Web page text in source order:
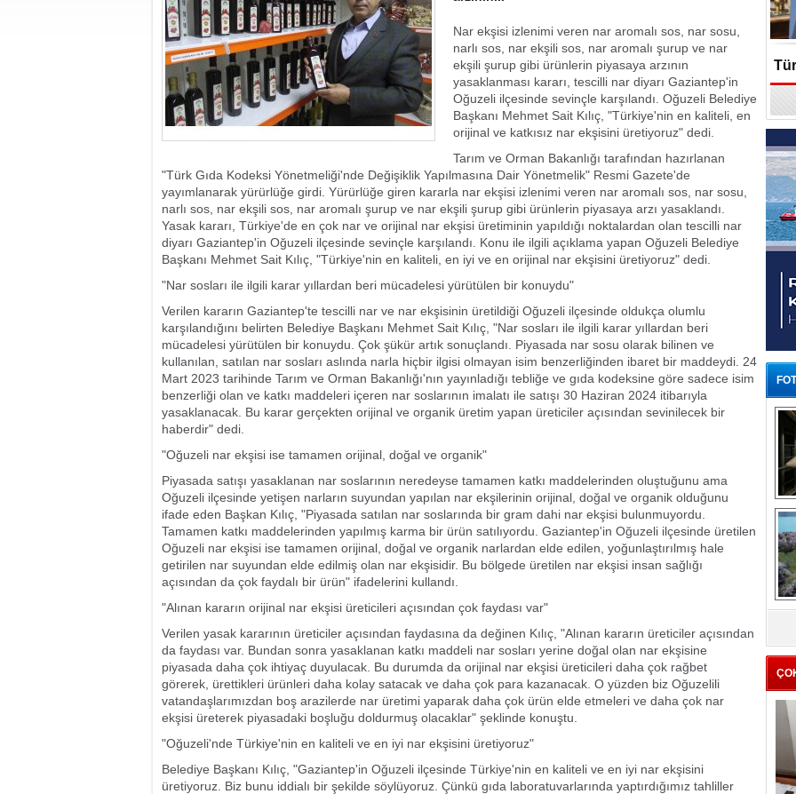
Nar ekşisi izlenimi veren nar aromalı sos, nar sosu,
narlı sos, nar ekşili sos, nar aromalı şurup ve nar
ekşili şurup gibi ürünlerin piyasaya arzının
yasaklanması kararı, tescilli nar diyarı Gaziantep'in
Oğuzeli ilçesinde sevinçle karşılandı. Oğuzeli Belediye
Başkanı Mehmet Sait Kılıç, "Türkiye'nin en kaliteli, en
orijinal ve katkısız nar ekşisini üretiyoruz" dedi.
Tarım ve Orman Bakanlığı tarafından hazırlanan
"Türk Gıda Kodeksi Yönetmeliği'nde Değişiklik Yapılmasına Dair Yönetmelik" Resmi Gazete'de
yayımlanarak yürürlüğe girdi. Yürürlüğe giren kararla nar ekşisi izlenimi veren nar aromalı sos, nar sosu,
narlı sos, nar ekşili sos, nar aromalı şurup ve nar ekşili şurup gibi ürünlerin piyasaya arzı yasaklandı.
Yasak kararı, Türkiye'de en çok nar ve orijinal nar ekşisi üretiminin yapıldığı noktalardan olan tescilli nar
diyarı Gaziantep'in Oğuzeli ilçesinde sevinçle karşılandı. Konu ile ilgili açıklama yapan Oğuzeli Belediye
Başkanı Mehmet Sait Kılıç, "Türkiye'nin en kaliteli, en iyi ve en orijinal nar ekşisini üretiyoruz" dedi.
"Nar sosları ile ilgili karar yıllardan beri mücadelesi yürütülen bir konuydu"
Verilen kararın Gaziantep'te tescilli nar ve nar ekşisinin üretildiği Oğuzeli ilçesinde oldukça olumlu
karşılandığını belirten Belediye Başkanı Mehmet Sait Kılıç, "Nar sosları ile ilgili karar yıllardan beri
mücadelesi yürütülen bir konuydu. Çok şükür artık sonuçlandı. Piyasada nar sosu olarak bilinen ve
kullanılan, satılan nar sosları aslında narla hiçbir ilgisi olmayan isim benzerliğinden ibaret bir maddeydi. 24
Mart 2023 tarihinde Tarım ve Orman Bakanlığı'nın yayınladığı tebliğe ve gıda kodeksine göre sadece isim
benzerliği olan ve katkı maddeleri içeren nar soslarının imalatı ile satışı 30 Haziran 2024 itibarıyla
yasaklanacak. Bu karar gerçekten orijinal ve organik üretim yapan üreticiler açısından sevinilecek bir
haberdir" dedi.
"Oğuzeli nar ekşisi ise tamamen orijinal, doğal ve organik"
Piyasada satışı yasaklanan nar soslarının neredeyse tamamen katkı maddelerinden oluştuğunu ama
Oğuzeli ilçesinde yetişen narların suyundan yapılan nar ekşilerinin orijinal, doğal ve organik olduğunu
ifade eden Başkan Kılıç, "Piyasada satılan nar soslarında bir gram dahi nar ekşisi bulunmuyordu.
Tamamen katkı maddelerinden yapılmış karma bir ürün satılıyordu. Gaziantep'in Oğuzeli ilçesinde üretilen
Oğuzeli nar ekşisi ise tamamen orijinal, doğal ve organik narlardan elde edilen, yoğunlaştırılmış hale
getirilen nar suyundan elde edilmiş olan nar ekşisidir. Bu bölgede üretilen nar ekşisi insan sağlığı
açısından da çok faydalı bir ürün" ifadelerini kullandı.
"Alınan kararın orijinal nar ekşisi üreticileri açısından çok faydası var"
Verilen yasak kararının üreticiler açısından faydasına da değinen Kılıç, "Alınan kararın üreticiler açısından
da faydası var. Bundan sonra yasaklanan katkı maddeli nar sosları yerine doğal olan nar ekşisine
piyasada daha çok ihtiyaç duyulacak. Bu durumda da orijinal nar ekşisi üreticileri daha çok rağbet
görerek, ürettikleri ürünleri daha kolay satacak ve daha çok para kazanacak. O yüzden biz Oğuzelili
vatandaşlarımızdan boş arazilerde nar üretimi yaparak daha çok ürün elde etmeleri ve daha çok nar
ekşisi üreterek piyasadaki boşluğu doldurmuş olacaklar" şeklinde konuştu.
"Oğuzeli'nde Türkiye'nin en kaliteli ve en iyi nar ekşisini üretiyoruz"
Belediye Başkanı Kılıç, "Gaziantep'in Oğuzeli ilçesinde Türkiye'nin en kaliteli ve en iyi nar ekşisini
üretiyoruz. Biz bunu iddialı bir şekilde söylüyoruz. Çünkü gıda laboratuvarlarında yaptırdığımız tahliller